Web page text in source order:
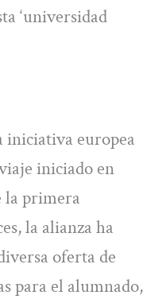
‘universidad
iniciativa europea
iniciado en
la primera
la alianza ha
oferta de
para el alumnado,